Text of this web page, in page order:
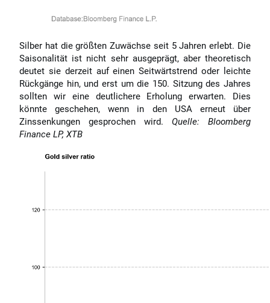
Silber hat die größten Zuwächse seit 5 Jahren erlebt. Die
Saisonalität ist nicht sehr ausgeprägt, aber theoretisch
deutet sie derzeit auf einen Seitwärtstrend oder leichte
Rückgänge hin, und erst um die 150. Sitzung des Jahres
sollten wir eine deutlichere Erholung erwarten. Dies
könnte geschehen, wenn in den USA erneut über
Zinssenkungen gesprochen wird. Quelle: Bloomberg
Finance LP, XTB